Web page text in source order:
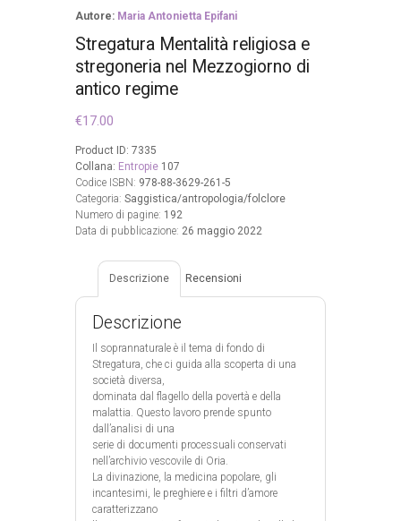
Autore: Maria Antonietta Epifani
Stregatura Mentalità religiosa e
stregoneria nel Mezzogiorno di
antico regime
€17.00
Product ID: 7335
Collana: Entropie 107
Codice ISBN: 978-88-3629-261-5
Categoria: Saggistica/antropologia/folclore
Numero di pagine: 192
Data di pubblicazione: 26 maggio 2022
Descrizione Recensioni
Descrizione
Il soprannaturale è il tema di fondo di
Stregatura, che ci guida alla scoperta di una
società diversa,
dominata dal flagello della povertà e della
malattia. Questo lavoro prende spunto
dall’analisi di una
serie di documenti processuali conservati
nell’archivio vescovile di Oria.
La divinazione, la medicina popolare, gli
incantesimi, le preghiere e i filtri d’amore
caratterizzano